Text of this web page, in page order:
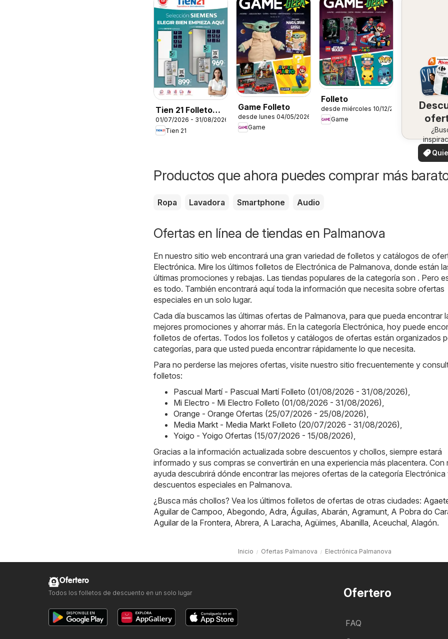
Tien 21 Folleto
Siemens
01/07/2026 - 31/08/2026
Tien 21
Game Folleto
desde lunes 04/05/2026
Game
Folleto
desde miércoles 10/12/2025
Game
en
¡Vea
ofertas
ver
Productos que ahora puedes comprar más
Ropa Lavadora Smartphone Audio
Ofertas en línea de tiendas en Palmanova
En nuestro sitio web encontrará una gran variedad de folletos y catálogos de
Electrónica. Mire los últimos folletos de Electrónica de Palmanova, donde están
últimas promociones y rebajas. Las tiendas populares de la categoría son . Pero
es todo. También encontrará aquí toda la información que necesita sobre ofertas
especiales en un solo lugar.
Cada día buscamos las últimas ofertas de Palmanova, para que pueda encontrar
mejores promociones y ahorrar más. En la categoría Electrónica, hoy puede
folletos de ofertas. Todos los folletos y catálogos de ofertas están organizados
categorías, para que usted pueda encontrar rápidamente lo que necesita.
Para no perderse las mejores ofertas, visite nuestro sitio frecuentemente y
folletos:
Pascual Martí - Pascual Martí Folleto (01/08/2026 - 31/08/2026),
Mi Electro - Mi Electro Folleto (01/08/2026 - 31/08/2026),
Orange - Orange Ofertas (25/07/2026 - 25/08/2026),
Media Markt - Media Markt Folleto (20/07/2026 - 31/08/2026),
Yoigo - Yoigo Ofertas (15/07/2026 - 15/08/2026),
Gracias a la información actualizada sobre descuentos y chollos, siempre estará
informado y sus compras se convertirán en una experiencia más placentera. Con
ayuda descubrirá dónde encontrar las mejores ofertas de la categoría
descuentos especiales en Palmanova.
¿Busca más chollos? Vea los últimos folletos de ofertas de otras ciudades:
Aguilar de Campoo, Abegondo, Adra, Águilas, Abarán, Agramunt, A Pobra do
Aguilar de la Frontera, Abrera, A Laracha, Agüimes, Abanilla, Aceuchal, Alagón.
Inicio Ofertas Palmanova Electrónica Palmanova
Ofertero
FAQ
Ofertero
Todos los folletos de descuento en un solo lugar